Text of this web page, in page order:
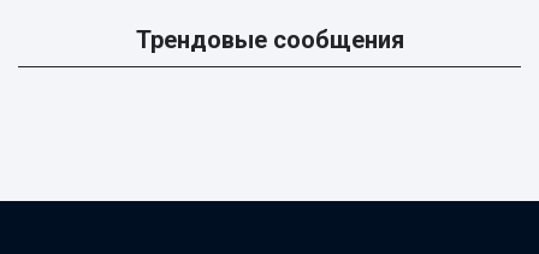
Трендовые сообщения